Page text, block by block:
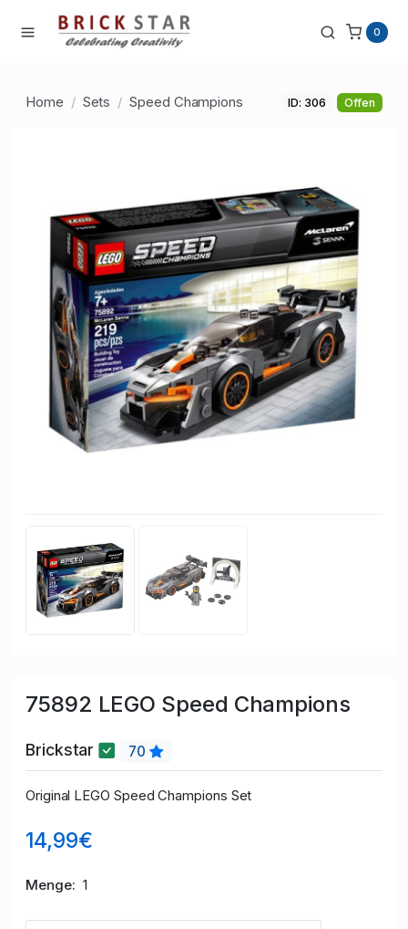
0
Home Sets Speed Champions ID: 306 Offen
75892 LEGO Speed Champions
Brickstar 70
Original LEGO Speed Champions Set
14,99€
Menge 1